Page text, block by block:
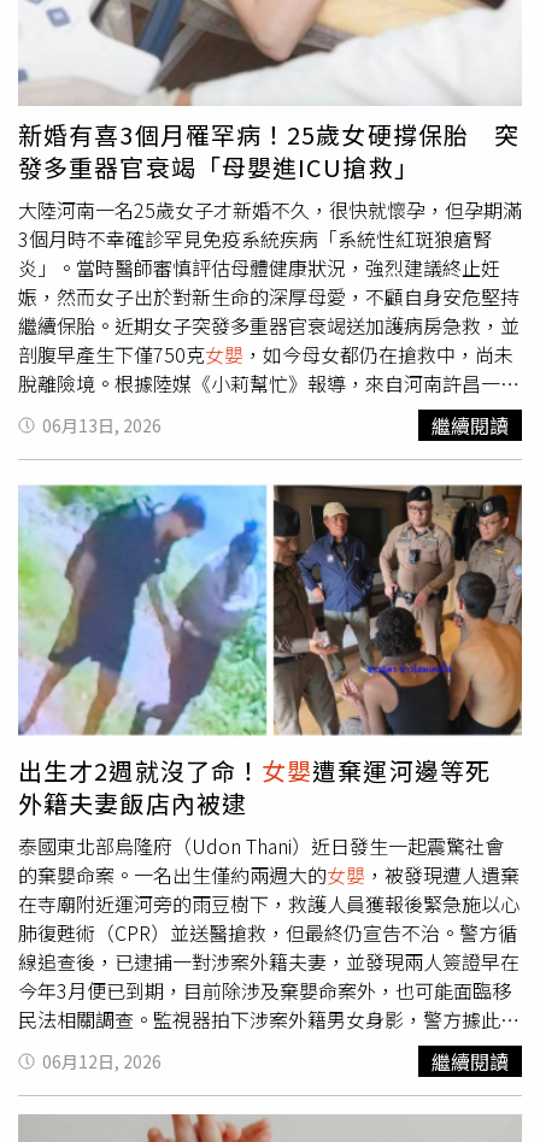
們滿心焦慮帶著化驗報告向警政管理單位報案並尋求協助
時，警方卻一再消極敷衍，甚至長達3個月拒絕正式立案調
查。面對執法單位的冷漠與推諉，求助無門的夫妻只能自聘
律師告上法庭，最終在當地法院的強勢介入與施壓下，警方
才迫於無奈在今年3月31日正式立案，這起烏龍醫療疏失才
得以進入司法程序。全案在今年6月5日迎來重大突破，承辦
法院正式下令，限期要求警方立即查扣該院試管嬰兒中心所
有相關的醫療紀錄、檢體日誌與胚胎管制表。拉托爾沉痛呼
籲執法機關必須以最快速度查扣這批核心文件，因為若不徹
底清查該醫院的內部作業疏漏，根本無法查明當初這對受精
胚胎究竟是在哪一個環節遭到調包，也唯有揪出失職的醫療
機構，他們才有可能找回自己親生的骨肉。拉托爾的妻子歷
經3次剖腹產，她產後身體變得極度虛弱，還必須忍受警局
連續數小時的盤問折磨，甚至因此引發暫時性失憶，精神與
肉體都承受了巨大的創傷，對此，她痛心地哭喊，「我的孩
子到底犯了什麼錯？我懷胎十月把她們生下來，但我親生的
骨肉到底在哪裡？誰該為這個荒謬的錯誤負責？」
新婚有喜3個月罹罕病！25歲女硬撐保胎 突
發多重器官衰竭「母嬰進ICU搶救」
大陸河南一名25歲女子才新婚不久，很快就懷孕，但孕期滿
3個月時不幸確診罕見免疫系統疾病「系統性紅斑狼瘡腎
炎」。當時醫師審慎評估母體健康狀況，強烈建議終止妊
娠，然而女子出於對新生命的深厚母愛，不顧自身安危堅持
繼續保胎。近期女子突發多重器官衰竭送加護病房急救，並
剖腹早產生下僅750克女嬰 ，如今母女都仍在搶救中，尚未
脫離險境。根據陸媒《小莉幫忙》報導，來自河南許昌一名
25歲女子在去（2025）年10月才與另一半完成終身大事，
隨即就迎來懷孕的好消息。女子初期各項產檢均顯示正常，
豈料孕期滿3個月，她開始出現全身性嚴重水腫，短短半個
月體重暴增15公斤，經就醫檢查確診罕病「系統性紅斑狼瘡
腎炎」。隨後女子在先生陪同下奔波於各大醫院，試圖在控
制嚴重病情與維持胎兒生命之間尋求平衡，可惜最終仍無法
阻止病況惡化。近日女子病情急轉直下，突然出現嚴重呼吸
困難被緊急送醫，因引發多重器官衰竭與狼瘡性腦病變，被
送入加護病房（ICU）接受插管治療，尚未脫離險境。而主
治醫師評估母嬰狀況危及，10日果斷實施緊急剖腹產手術。
遺憾的是，由於早產週數過早，新生兒體重僅有750公克，
發育尚未完全，目前仍在保溫箱中與死神搏鬥，存活率仍充
滿未知數。這項醫療決定是在孕婦身體機能全面崩潰的邊緣
下所做出的痛苦抉擇，目前醫療團隊正全力搶救母子性命。
女子的陳姓先生看著病榻上插滿管線、心疼先生負擔過重而
一度流淚表示想放棄治療的她，感到悲痛萬分，頻頻拭淚自
責；陳男表示，妻子隨時隨地都在為他著想，能娶到她是此
生最大的福氣，現在內心無比後悔當時沒能果斷勸阻，但無
論如何，未來哪怕背負龐大醫療債務，也絕不放棄任何一絲
救回妻子的希望。
06月13日, 2026 繼續閱讀
出生才2週就沒了命！ 女嬰遭棄運河邊等死
外籍夫妻飯店內被逮
泰國東北部烏隆府（Udon Thani）近日發生一起震驚社會
的棄嬰命案。一名出生僅約兩週大的女嬰 ，被發現遭人遺棄
在寺廟附近運河旁的雨豆樹下，救護人員獲報後緊急施以心
肺復甦術（CPR）並送醫搶救，但最終仍宣告不治。警方循
線追查後，已逮捕一對涉案外籍夫妻，並發現兩人簽證早在
今年3月便已到期，目前除涉及棄嬰命案外，也可能面臨移
民法相關調查。監視器拍下涉案外籍男女身影，警方據此展
開追查行動。綜合泰媒《烏隆新聞》（Home Cable）及
《The Thaiger》報導，案發於6月10日晚間，當地3名年齡
介於10至12歲的孩童前往敦烏東（Don Udom）社區附近
運河釣魚時，在河道旁一棵雨豆樹下發現一名失去意識的
06月12日, 2026 繼續閱讀